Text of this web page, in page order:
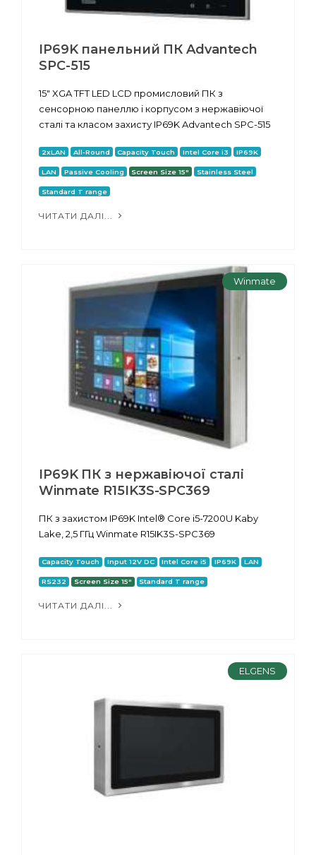
IP69K панельний ПК Advantech
SPC-515
15" XGA TFT LED LCD промисловий ПК з
сенсорною панеллю і корпусом з нержавіючої
сталі та класом захисту IP69K Advantech SPC-515
2xLAN All-Round Capacity Touch Intel Core i3 IP69K
LAN Passive Cooling Screen Size 15" Stainless Steel
Standard T range
ЧИТАТИ ДАЛІ...
Winmate
IP69K ПК з нержавіючої сталі
Winmate R15IK3S-SPC369
ПК з захистом IP69K Intel® Core i5-7200U Kaby
Lake, 2,5 ГГц Winmate R15IK3S-SPC369
Capacity Touch Input 12V DC Intel Core i5 IP69K LAN
RS232 Screen Size 15" Standard T range
ЧИТАТИ ДАЛІ...
ELGENS